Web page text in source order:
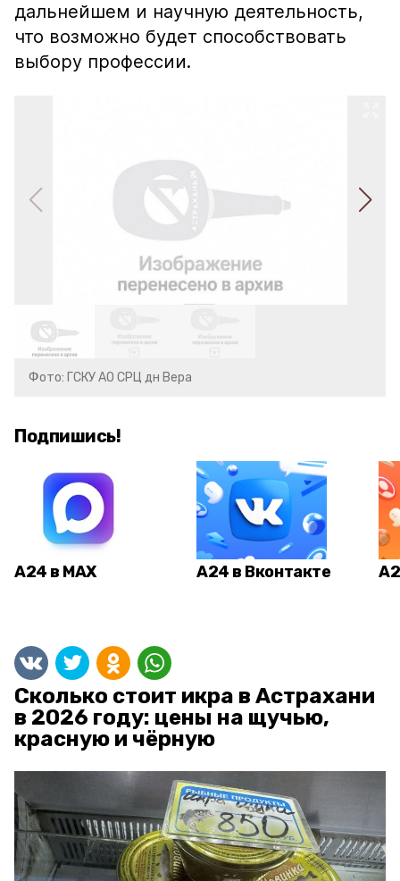
дальнейшем и научную деятельность,
что возможно будет способствовать
выбору профессии.
Фото: ГСКУ АО СРЦ дн Вера
Подпишись!
А24 в MAX А24 в Вконтакте
Сколько стоит икра в Астрахани
в 2026 году: цены на щучью,
красную и чёрную